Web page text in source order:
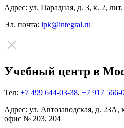
Адрес: ул. Парадная, д. 3, к. 2,
Эл. почта: ipk@integral.ru
Учебный центр в
Тел: +7 499 644-03-38, +7 917 566-
Адрес: ул. Автозаводская, д.
офис № 203, 204